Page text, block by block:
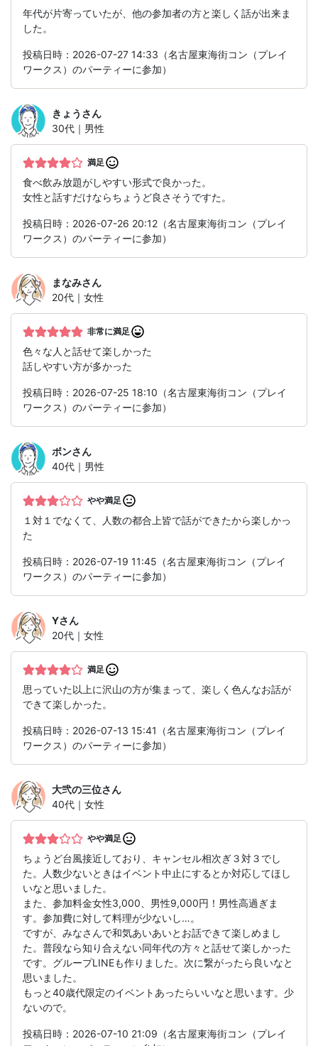
年代が片寄っていたが、他の参加者の方と楽しく話が出来ま
した。
投稿日時：2026-07-27 14:33（名古屋東海街コン（プレイ
ワークス）のパーティーに参加）
きょう さん
30代｜男性
満足
食べ飲み放題がしやすい形式で良かった。
女性と話すだけならちょうど良さそうですた。
投稿日時：2026-07-26 20:12（名古屋東海街コン（プレイ
ワークス）のパーティーに参加）
まなみさん
20代｜女性
非常に満足
色々な人と話せて楽しかった
話しやすい方が多かった
投稿日時：2026-07-25 18:10（名古屋東海街コン（プレイ
ワークス）のパーティーに参加）
ボンさん
40代｜男性
やや満足
１対１でなくて、人数の都合上皆で話ができたから楽しかっ
た
投稿日時：2026-07-19 11:45（名古屋東海街コン（プレイ
ワークス）のパーティーに参加）
Yさん
20代｜女性
満足
思っていた以上に沢山の方が集まって、楽しく色んなお話が
できて楽しかった。
投稿日時：2026-07-13 15:41（名古屋東海街コン（プレイ
ワークス）のパーティーに参加）
大弐の三位さん
40代｜女性
やや満足
ちょうど台風接近しており、キャンセル相次ぎ３対３でし
た。人数少ないときはイベント中止にするとか対応してほし
いなと思いました。
また、参加料金女性3,000、男性9,000円！男性高過ぎま
す。参加費に対して料理が少ないし…。
ですが、みなさんで和気あいあいとお話できて楽しめまし
た。普段なら知り合えない同年代の方々と話せて楽しかった
です。グループLINEも作りました。次に繋がったら良いなと
思いました。
もっと40歳代限定のイベントあったらいいなと思います。少
ないので。
投稿日時：2026-07-10 21:09（名古屋東海街コン（プレイ